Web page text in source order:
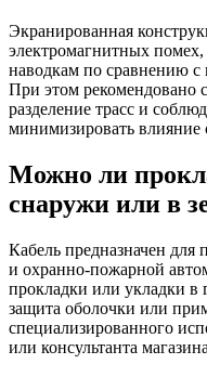
Экранированная
электромагнитных
наводкам по сравнению
При этом рекомендовано
разделение трасс и
минимизировать
Можно ли
снаружи или в
Кабель предназначен для
и охранно-пожарной
прокладки или укладки в
защита оболочки или
специализированного
или консультанта